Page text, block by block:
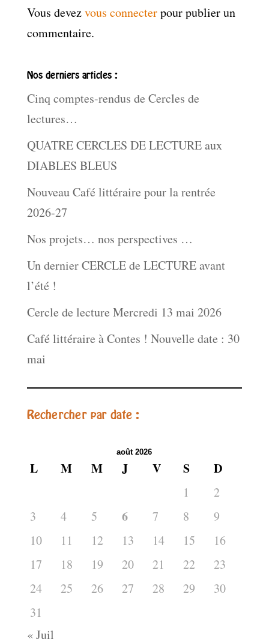
Vous devezvous connecterpour publier un
commentaire.
Nos derniers articles :
Cinq comptes-rendus de Cercles de
lectures…
QUATRE CERCLES DE LECTURE aux
DIABLES BLEUS
Nouveau Café littéraire pour la rentrée
2026-27
Nos projets… nos perspectives …
Un dernier CERCLE de LECTURE avant
l’été !
Cercle de lecture Mercredi 13 mai 2026
Café littéraire à Contes ! Nouvelle date : 30
mai
Rechercher par date :
août 2026
L M M J V S D
1
2
3
4 5 6 7 8
9
10
11 12 13 14 15
16
17
18 19 20 21 22
23
24
25 26 27 28 29
30
31
« Juil